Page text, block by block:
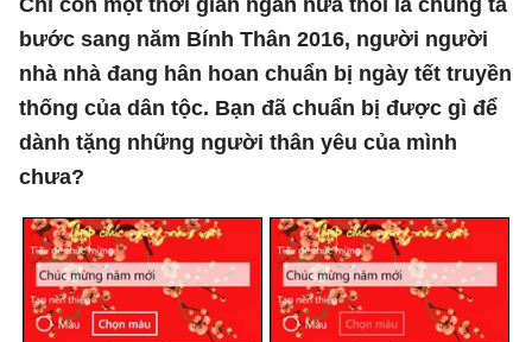
bước sang năm Bính Thân 2016, người người
nhà nhà đang hân hoan chuẩn bị ngày tết truyền
thống của dân tộc. Bạn đã chuẩn bị được gì để
dành tặng những người thân yêu của mình
chưa?